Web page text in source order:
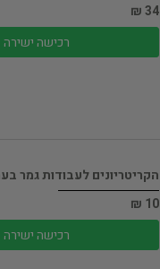
34 ₪
רכישה ישירה
הקריטריונים לעבודות גמר
10 ₪
רכישה ישירה